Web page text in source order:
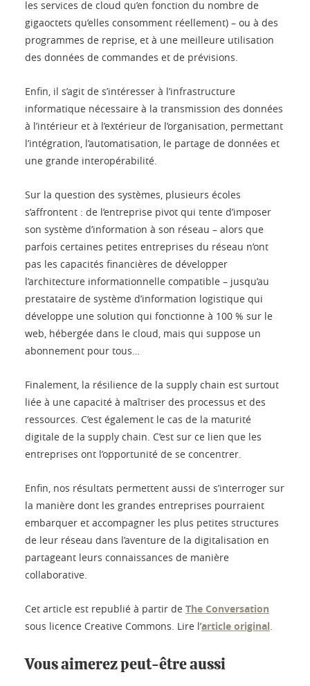
les services de cloud qu’en fonction du nombre de
gigaoctets qu’elles consomment réellement) – ou à des
programmes de reprise, et à une meilleure utilisation
des données de commandes et de prévisions.
Enfin, il s’agit de s’intéresser à l’infrastructure
informatique nécessaire à la transmission des données
à l’intérieur et à l’extérieur de l’organisation, permettant
l’intégration, l’automatisation, le partage de données et
une grande interopérabilité.
Sur la question des systèmes, plusieurs écoles
s’affrontent : de l’entreprise pivot qui tente d’imposer
son système d’information à son réseau – alors que
parfois certaines petites entreprises du réseau n’ont
pas les capacités financières de développer
l’architecture informationnelle compatible – jusqu’au
prestataire de système d’information logistique qui
développe une solution qui fonctionne à 100 % sur le
web, hébergée dans le cloud, mais qui suppose un
abonnement pour tous…
Finalement, la résilience de la supply chain est surtout
liée à une capacité à maîtriser des processus et des
ressources. C’est également le cas de la maturité
digitale de la supply chain. C’est sur ce lien que les
entreprises ont l’opportunité de se concentrer.
Enfin, nos résultats permettent aussi de s’interroger sur
la manière dont les grandes entreprises pourraient
embarquer et accompagner les plus petites structures
de leur réseau dans l’aventure de la digitalisation en
partageant leurs connaissances de manière
collaborative.
Cet article est republié à partir de The Conversation
sous licence Creative Commons. Lire l’article original.
Vous aimerez peut-être aussi